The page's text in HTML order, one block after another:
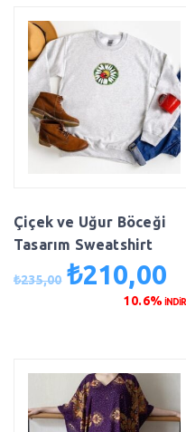
Çiçek ve Uğur Böceği
Tasarım Sweatshirt
₺235,00 Orijinal
₺210,00
10.6%